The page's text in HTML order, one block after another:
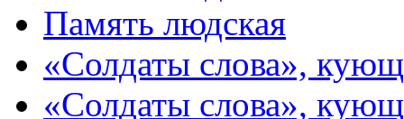
Память людская
«Солдаты слова»,
«Солдаты слова»,